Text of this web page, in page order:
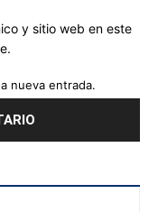
y sitio web en este
nueva entrada.